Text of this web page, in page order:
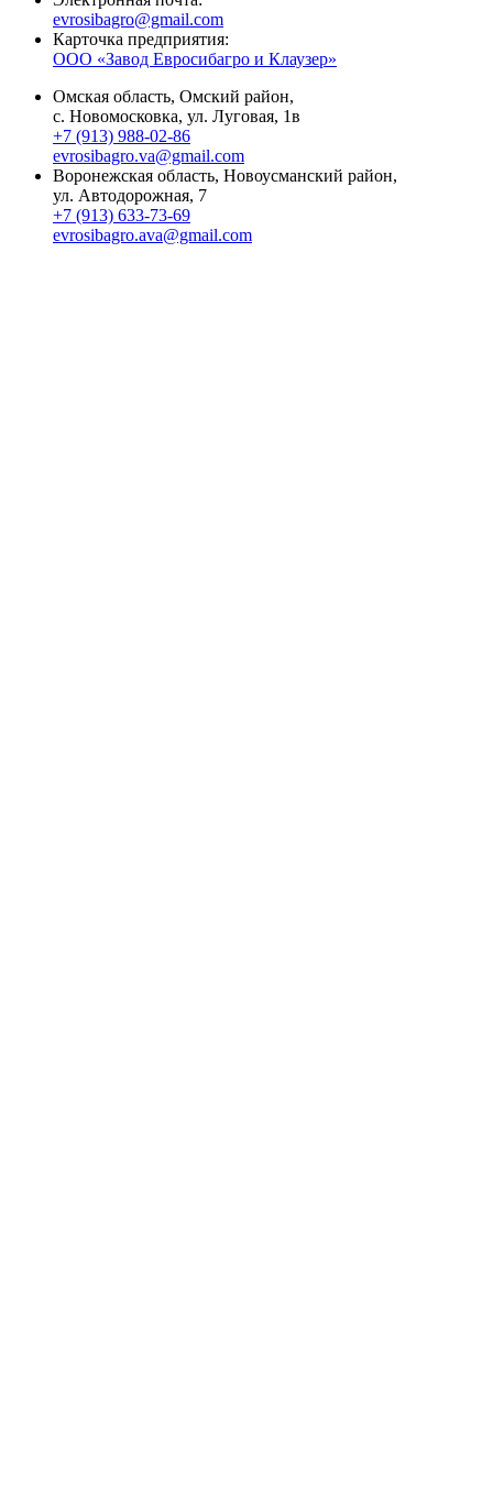
evrosibagro@gmail.com
Карточка предприятия:
ООО «Завод Евросибагро и Клаузер»
Омская область, Омский район,
с. Новомосковка, ул. Луговая, 1в
+7 (913) 988-02-86
evrosibagro.va@gmail.com
Воронежская область, Новоусманский район,
ул. Автодорожная, 7
+7 (913) 633-73-69
evrosibagro.ava@gmail.com